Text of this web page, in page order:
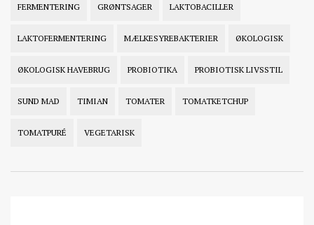
FERMENTERING GRØNTSAGER LAKTOBACILLER
LAKTOFERMENTERING MÆLKESYREBAKTERIER ØKOLOGISK
ØKOLOGISK HAVEBRUG PROBIOTIKA PROBIOTISK LIVSSTIL
SUND MAD TIMIAN TOMATER TOMATKETCHUP
TOMATPURÉ VEGETARISK